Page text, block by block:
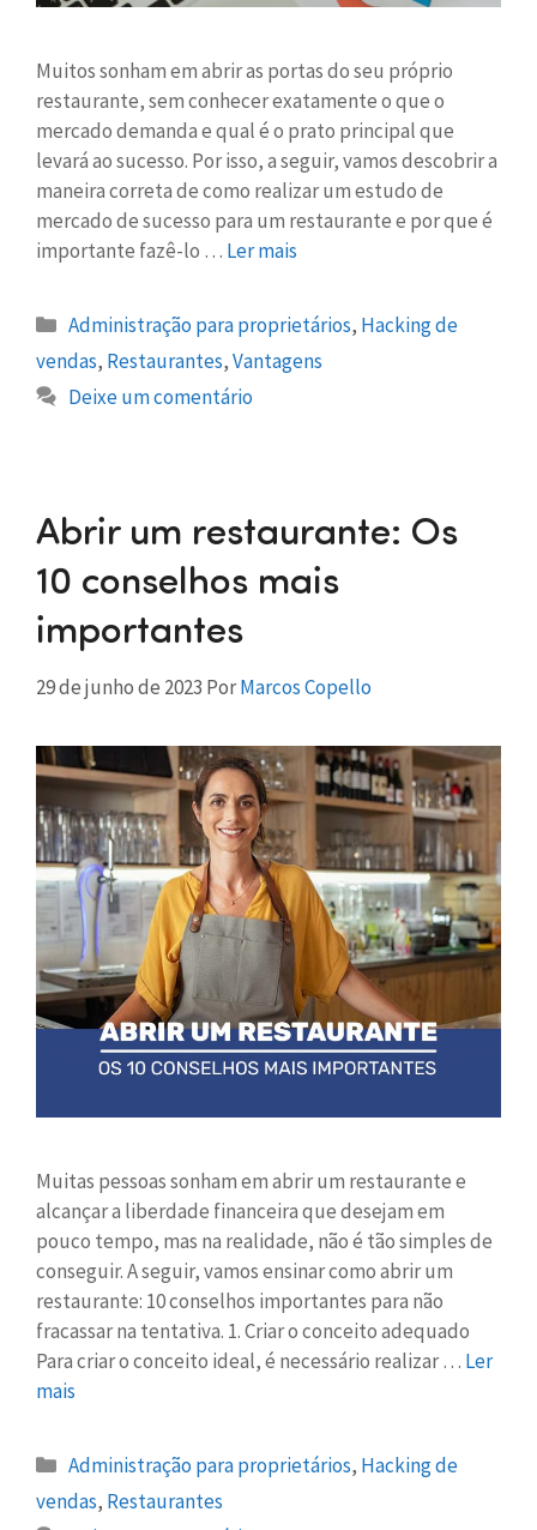
Muitos sonham em abrir as portas do seu próprio
restaurante, sem conhecer exatamente o que o
mercado demanda e qual é o prato principal que
levará ao sucesso. Por isso, a seguir, vamos descobrir a
maneira correta de como realizar um estudo de
mercado de sucesso para um restaurante e por que é
importante fazê-lo … Ler mais
Administração para proprietários, Hacking de
vendas, Restaurantes,Vantagens
Deixe um comentário
Abrir um restaurante: Os
10 conselhos mais
importantes
29 de junho de 2023 PorMarcos Copello
Muitas pessoas sonham em abrir um restaurante e
alcançar a liberdade financeira que desejam em
pouco tempo, mas na realidade, não é tão simples de
conseguir. A seguir, vamos ensinar como abrir um
restaurante: 10 conselhos importantes para não
fracassar na tentativa. 1. Criar o conceito adequado
Para criar o conceito ideal, é necessário realizar … Ler
mais
Administração para proprietários, Hacking de
vendas, Restaurantes